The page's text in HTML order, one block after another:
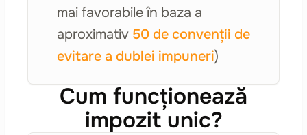
mai favorabile în baza a
aproximativ 50 de convenții de
evitare a dublei impuneri)
Cum funcționează
impozit unic?